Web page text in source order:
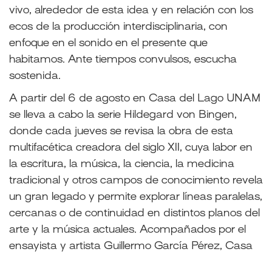
vivo, alrededor de esta idea y en relación con los
ecos de la producción interdisciplinaria, con
enfoque en el sonido en el presente que
habitamos. Ante tiempos convulsos, escucha
sostenida.
A partir del 6 de agosto en Casa del Lago UNAM
se lleva a cabo la serie Hildegard von Bingen,
donde cada jueves se revisa la obra de esta
multifacética creadora del siglo XII, cuya labor en
la escritura, la música, la ciencia, la medicina
tradicional y otros campos de conocimiento revela
un gran legado y permite explorar líneas paralelas,
cercanas o de continuidad en distintos planos del
arte y la música actuales. Acompañados por el
ensayista y artista Guillermo García Pérez, Casa